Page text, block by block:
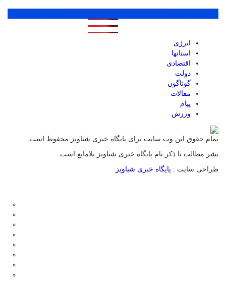
انرژی
استانها
اقتصادی
دولت
گوناگون
مقالات
پیام
ورزش
تمام حقوق این وب سایت برای پایگاه خبری شباویز محفوظ است.
نشر مطالب با ذکر نام پایگاه خبری شباویز بلامانع است.
طراحی سایت : پایگاه خبری شباویز